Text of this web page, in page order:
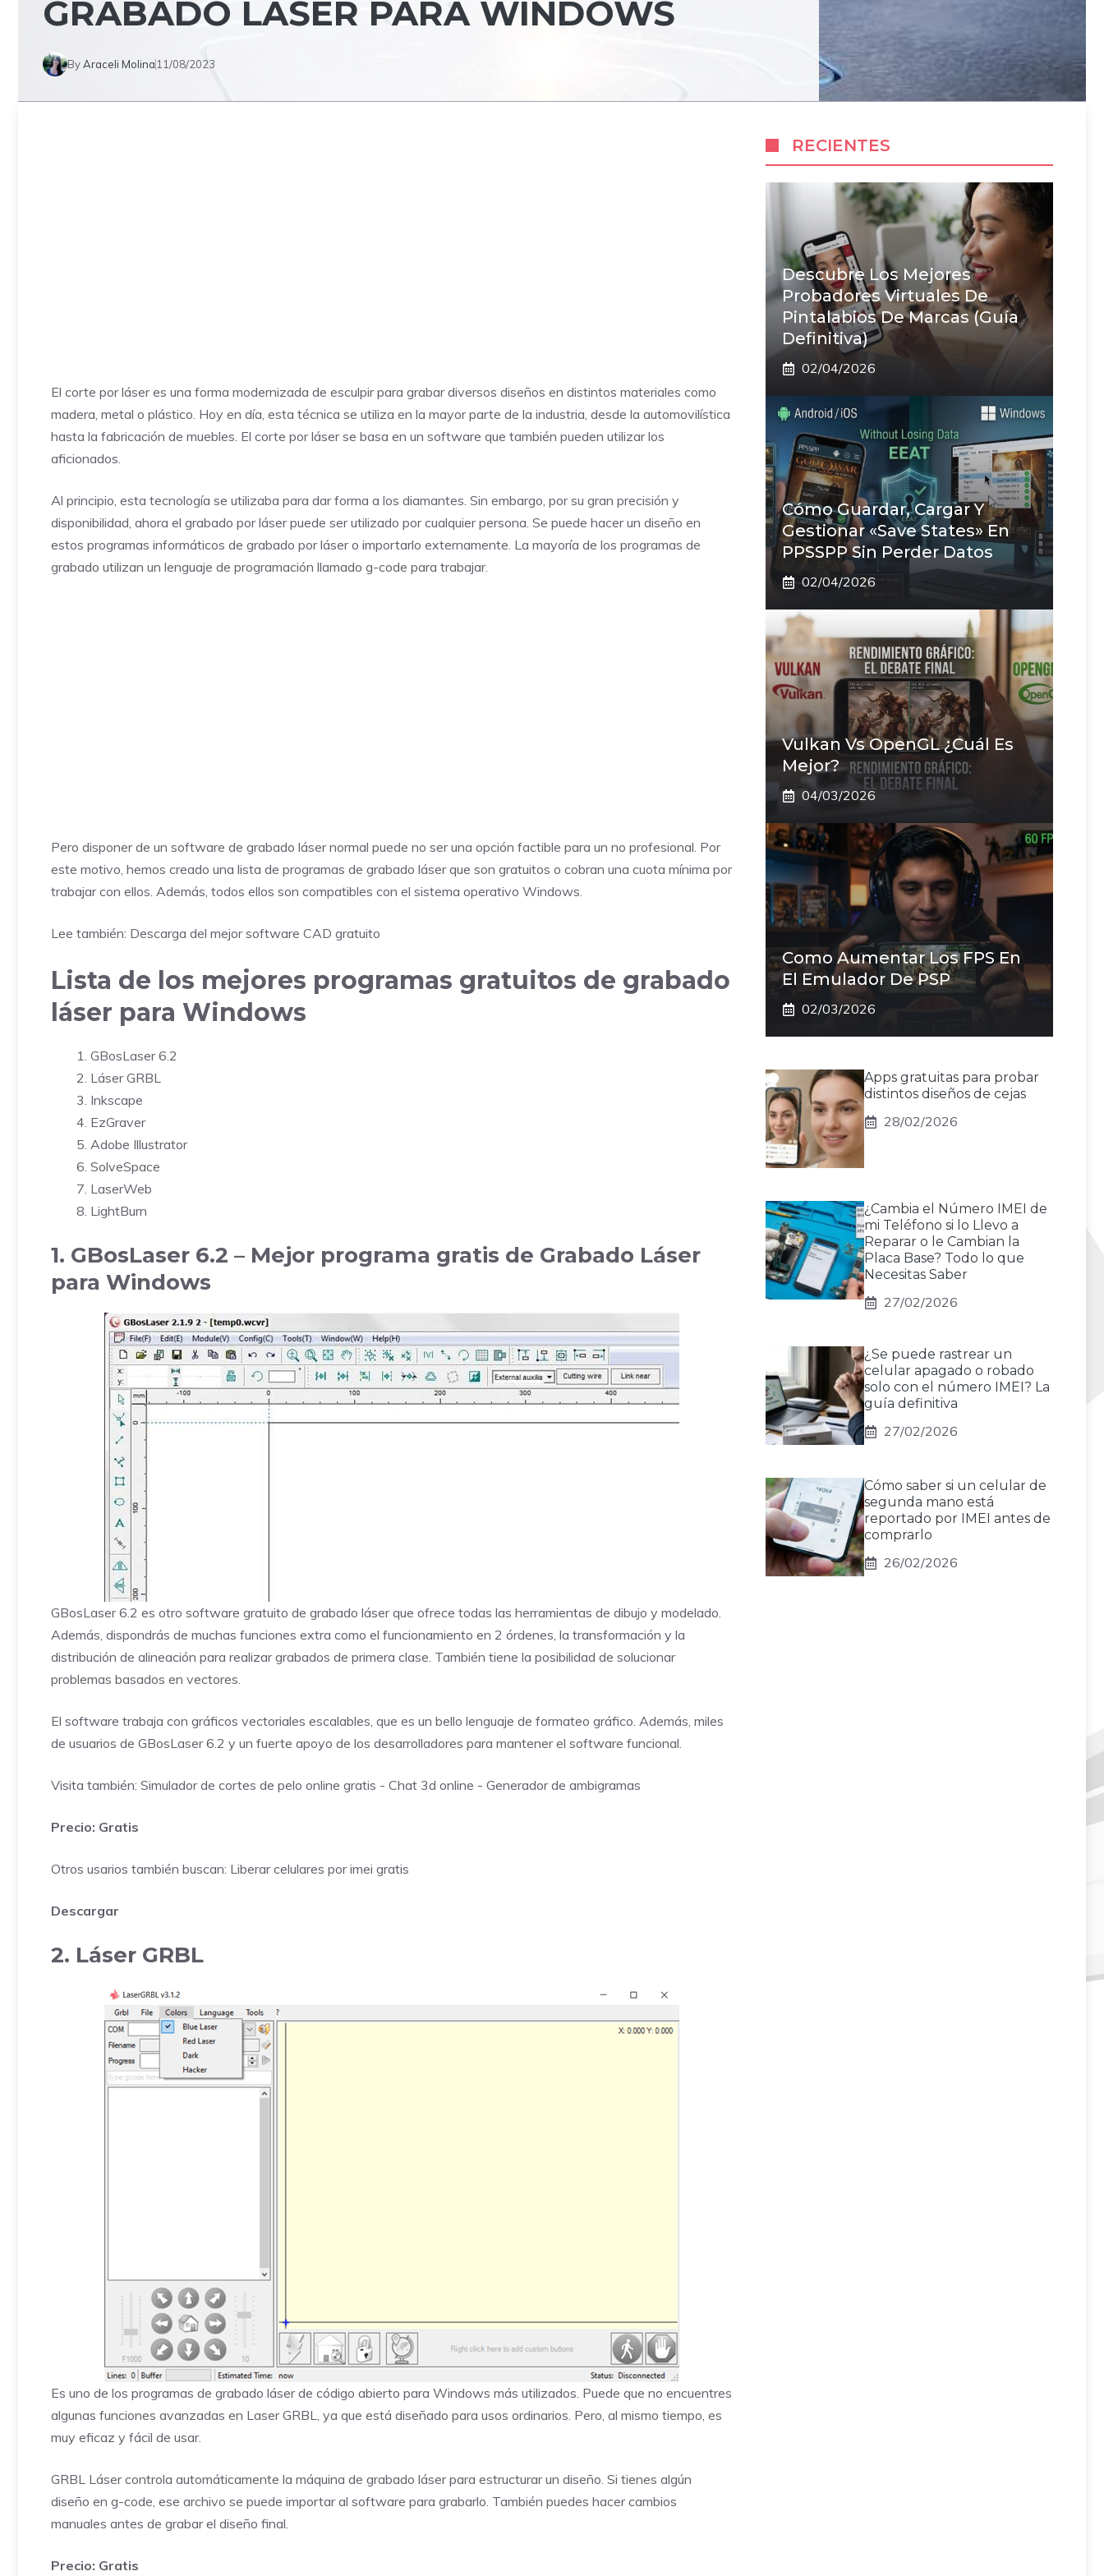
GRABADO LÁSER PARA WINDOWS
ByAraceli Molina 11/08/2023
El corte por láser es una forma modernizada de esculpir para grabar diversos diseños en distintos materiales como
madera, metal o plástico. Hoy en día, esta técnica se utiliza en la mayor parte de la industria, desde la automovilística
hasta la fabricación de muebles. El corte por láser se basa en un software que también pueden utilizar los
aficionados.
Al principio, esta tecnología se utilizaba para dar forma a los diamantes. Sin embargo, por su gran precisión y
disponibilidad, ahora el grabado por láser puede ser utilizado por cualquier persona. Se puede hacer un diseño en
estos programas informáticos de grabado por láser o importarlo externamente. La mayoría de los programas de
grabado utilizan un lenguaje de programación llamado g-code para trabajar.
Pero disponer de un software de grabado láser normal puede no ser una opción factible para un no profesional. Por
este motivo, hemos creado una lista de programas de grabado láser que son gratuitos o cobran una cuota mínima por
trabajar con ellos. Además, todos ellos son compatibles con el sistema operativo Windows.
Lee también: Descarga del mejor software CAD gratuito
Lista de los mejores programas gratuitos de grabado
láser para Windows
GBosLaser 6.2
Láser GRBL
Inkscape
EzGraver
Adobe Illustrator
SolveSpace
LaserWeb
LightBurn
1. GBosLaser 6.2 – Mejor programa gratis de Grabado Láser
para Windows
GBosLaser 6.2 es otro software gratuito de grabado láser que ofrece todas las herramientas de dibujo y modelado.
Además, dispondrás de muchas funciones extra como el funcionamiento en 2 órdenes, la transformación y la
distribución de alineación para realizar grabados de primera clase. También tiene la posibilidad de solucionar
problemas basados en vectores.
El software trabaja con gráficos vectoriales escalables, que es un bello lenguaje de formateo gráfico. Además, miles
de usuarios de GBosLaser 6.2 y un fuerte apoyo de los desarrolladores para mantener el software funcional.
Visita también: Simulador de cortes de pelo online gratis - Chat 3d online - Generador de ambigramas
Precio: Gratis
Otros usarios también buscan: Liberar celulares por imei gratis
Descargar
2. Láser GRBL
Es uno de los programas de grabado láser de código abierto para Windows más utilizados. Puede que no encuentres
algunas funciones avanzadas en Laser GRBL, ya que está diseñado para usos ordinarios. Pero, al mismo tiempo, es
muy eficaz y fácil de usar.
GRBL Láser controla automáticamente la máquina de grabado láser para estructurar un diseño. Si tienes algún
diseño en g-code, ese archivo se puede importar al software para grabarlo. También puedes hacer cambios
manuales antes de grabar el diseño final.
Precio: Gratis
RECIENTES
Descubre Los Mejores
Probadores Virtuales De
Pintalabios De Marcas (Guía
Definitiva)
02/04/2026
Cómo Guardar, Cargar Y
Gestionar «Save States» En
PPSSPP Sin Perder Datos
02/04/2026
Vulkan Vs OpenGL ¿Cuál Es
Mejor?
04/03/2026
Como Aumentar Los FPS En
El Emulador De PSP
02/03/2026
Apps gratuitas para probar
distintos diseños de cejas
28/02/2026
¿Cambia el Número IMEI de
mi Teléfono si lo Llevo a
Reparar o le Cambian la
Placa Base? Todo lo que
Necesitas Saber
27/02/2026
¿Se puede rastrear un
celular apagado o robado
solo con el número IMEI? La
guía definitiva
27/02/2026
Cómo saber si un celular de
segunda mano está
reportado por IMEI antes de
comprarlo
26/02/2026